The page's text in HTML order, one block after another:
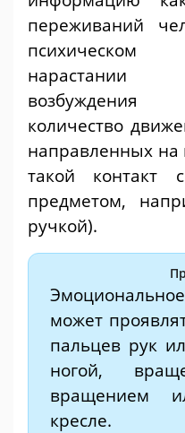
переживаний
нарастании
возбуждения
количество
направленных на
такой контакт
предметом,
ручкой).
может
пальцев рук
ногой,
вращением
кресле.